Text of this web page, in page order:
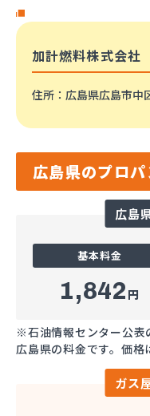
加計燃料株式会
住所 ：広島県広島市
広島県のプロ
広島
基本料金
1,842 円
※石油情報センター公
広島県の料金です。価格
ガス